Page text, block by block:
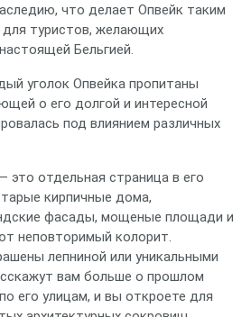
что делает Опвейк таким
для туристов, желающих
Бельгией.
уголок Опвейка пропитаны
о его долгой и интересной
под влиянием различных
это отдельная страница в его
кирпичные дома,
фасады, мощеные площади и
неповторимый колорит.
лепниной или уникальными
вам больше о прошлом
его улицам, и вы откроете для